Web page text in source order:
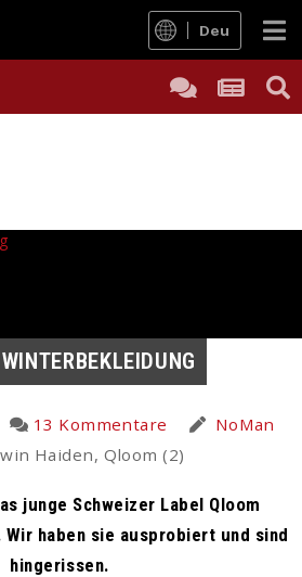
Deu
13 Kommentare
NoMan
Haiden, Qloom (2)
junge Schweizer Label Qloom
haben sie ausprobiert und sind
hingerissen.